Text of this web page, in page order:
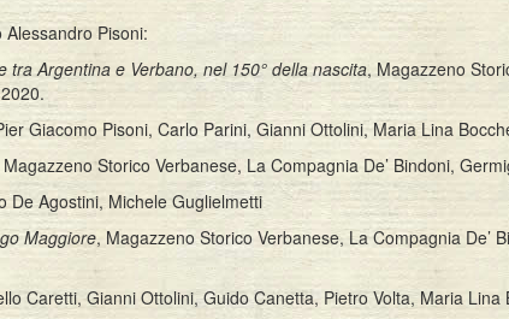
Pisoni:
Argentina e Verbano, nel 150° della nascita, Magazzeno
Giacomo Pisoni, Carlo Parini, Gianni Ottolini, Maria Lina
Magazzeno Storico Verbanese, La Compagnia De’ Bindoni,
De Agostini, Michele Guglielmetti
Maggiore, Magazzeno Storico Verbanese, La Compagnia De’
Caretti, Gianni Ottolini, Guido Canetta, Pietro Volta, Maria Lina